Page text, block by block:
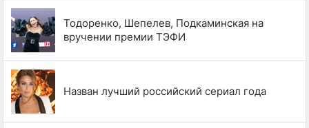
Тодоренко, Шепелев, Подкаминская на
вручении премии ТЭФИ
Назван лучший российский сериал года